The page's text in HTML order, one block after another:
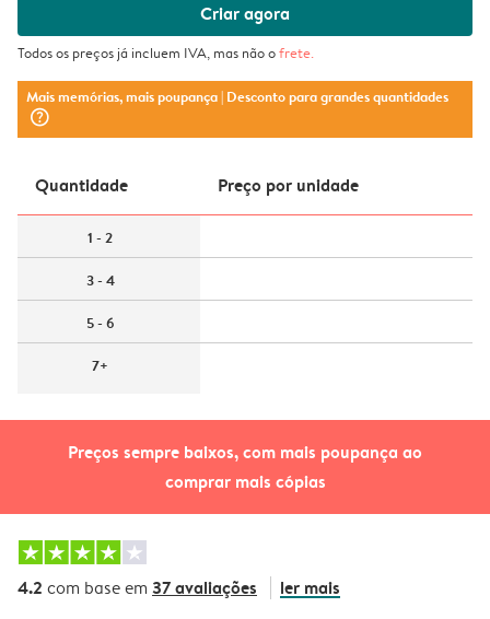
Preços sempre baixos, com mais poupança ao
comprar mais cópias
Criar agora
Todos os preços já incluem IVA, mas não ofrete.
Mais memórias, mais poupança| Desconto para grandes quantidades
question_mark_circle
Quantidade Preço por unidade
1 - 2
3 - 4
5 - 6
7+
4.2 com base em 37 avaliações ler mais